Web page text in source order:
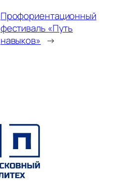
Профориентационный
фестиваль «Путь
навыков» →